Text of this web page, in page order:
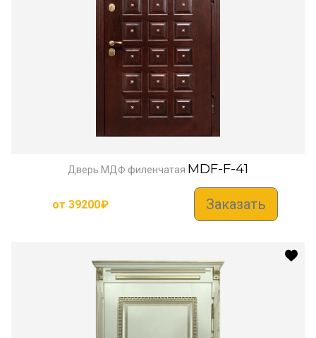
Дверь МДФ филенчатая MDF-F-41
от 39200₽ Заказать